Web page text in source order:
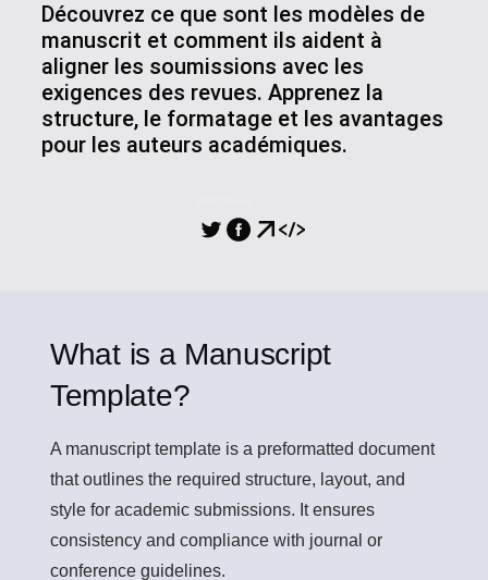
Découvrez ce que sont les modèles de
manuscrit et comment ils aident à
aligner les soumissions avec les
exigences des revues. Apprenez la
structure, le formatage et les avantages
pour les auteurs académiques.
What is a Manuscript
Template?
A manuscript template is a preformatted document
that outlines the required structure, layout, and
style for academic submissions. It ensures
consistency and compliance with journal or
conference guidelines.